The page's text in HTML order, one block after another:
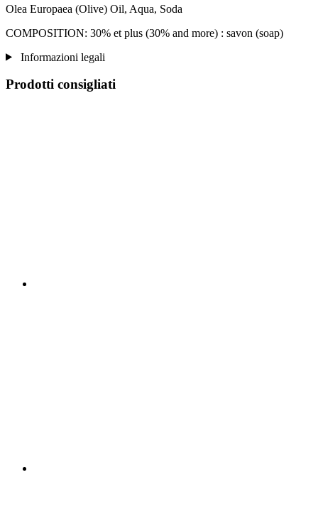
Olea Europaea (Olive) Oil, Aqua, Soda
COMPOSITION: 30% et plus (30% and more) : savon (soap)
Informazioni legali
Prodotti consigliati